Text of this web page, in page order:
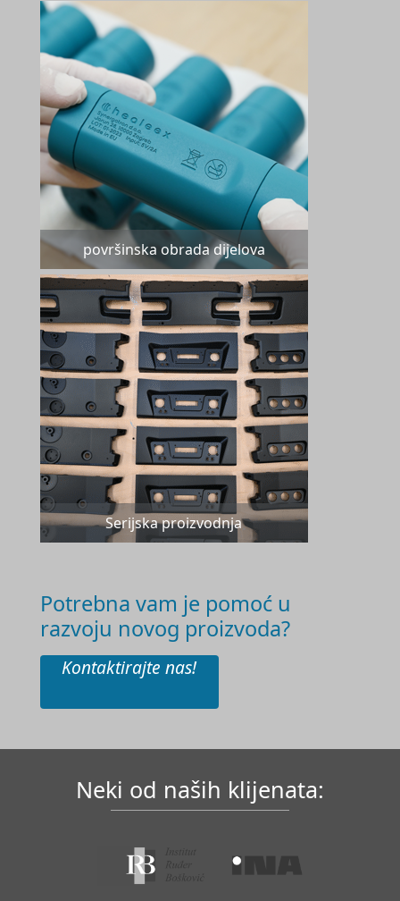
površinska obrada dijelova
Serijska proizvodnja
Potrebna vam je pomoć u
razvoju novog proizvoda?
Kontaktirajte nas!
Neki od naših klijenata: